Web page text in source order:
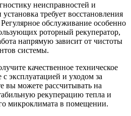
неисправностей и
требует восстановления
обслуживание особенно
роторный рекуператор,
напрямую зависит от чистоты
системы.
качественное техническое
эксплуатацией и уходом за
вы можете рассчитывать на
рекуперацию тепла и
микроклимата в помещении.